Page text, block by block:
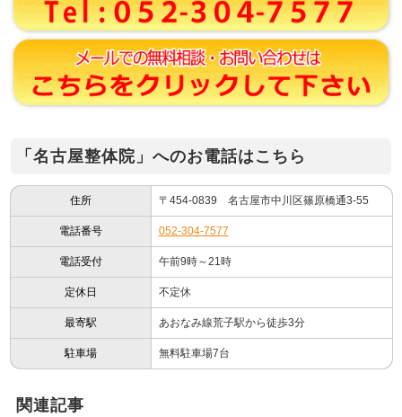
「名古屋整体院」へのお電話はこちら
住所 〒454-0839 名古屋市中川区篠原橋通3-55
電話番号 052-304-7577
電話受付 午前9時～21時
定休日 不定休
最寄駅 あおなみ線荒子駅から徒歩3分
駐車場 無料駐車場7台
関連記事